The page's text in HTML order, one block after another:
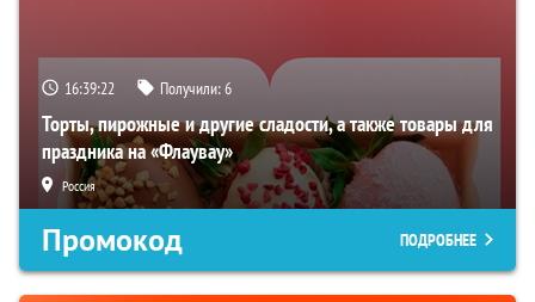
16:39:20 Получили:6
Торты, пирожные и другие сладости, а также товары для
праздника на «Флаувау»
Россия
Промокод ПОДРОБНЕЕ